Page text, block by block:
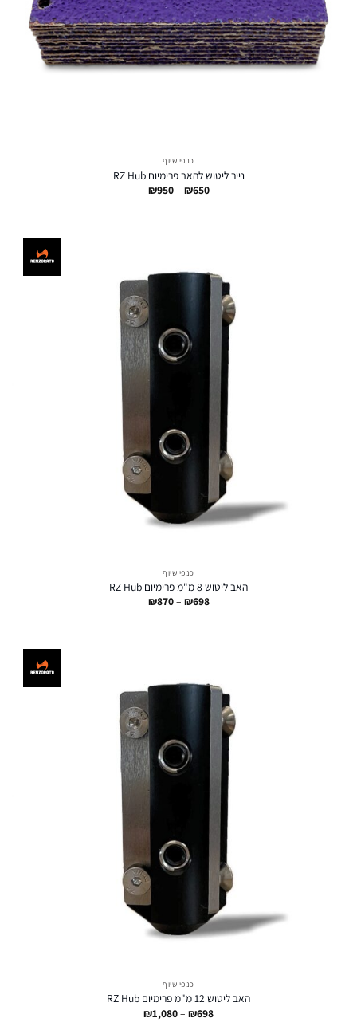
כנפי שיוף
נייר ליטוש להאב פרימיום RZ Hub
₪650
–
₪950 טווח
כנפי שיוף
האב ליטוש 8 מ"מ פרימיום RZ Hub
₪698
–
₪870 טווח
כנפי שיוף
האב ליטוש 12 מ"מ פרימיום RZ Hub
₪698
–
₪1,080 טווח